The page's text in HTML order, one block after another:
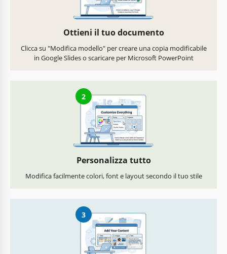
Ottieni il tuo documento
Clicca su "Modifica modello" per creare una copia modificabile
in Google Slides o scaricare per Microsoft PowerPoint
2
Personalizza tutto
Modifica facilmente colori, font e layout secondo il tuo stile
3